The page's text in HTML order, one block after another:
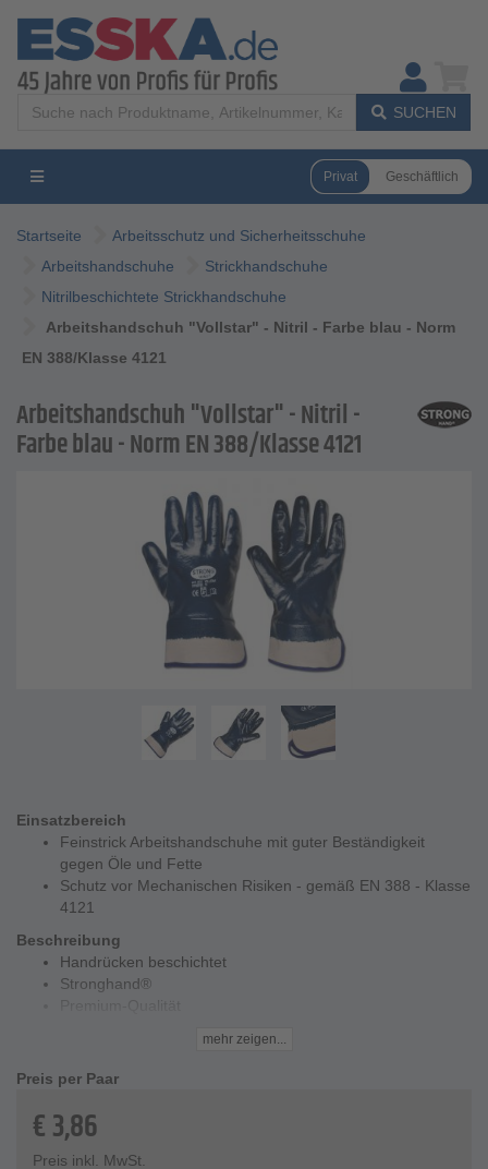
SUCHEN
Privat Geschäftlich
Startseite
Arbeitsschutz und Sicherheitsschuhe
Arbeitshandschuhe
Strickhandschuhe
Nitrilbeschichtete Strickhandschuhe
Arbeitshandschuh "Vollstar" - Nitril - Farbe blau - Norm
EN 388/Klasse 4121
Arbeitshandschuh "Vollstar" - Nitril -
Farbe blau - Norm EN 388/Klasse 4121
Einsatzbereich
Feinstrick Arbeitshandschuhe mit guter Beständigkeit
gegen Öle und Fette
Schutz vor Mechanischen Risiken - gemäß EN 388 - Klasse
4121
Beschreibung
Handrücken beschichtet
Stronghand®
sehr gute Abrieb- und Reißfestigkeit
fett- und ölabweisend
Technische Daten
mehr zeigen...
Preis per Paar
€3,86
Preis inkl. MwSt.